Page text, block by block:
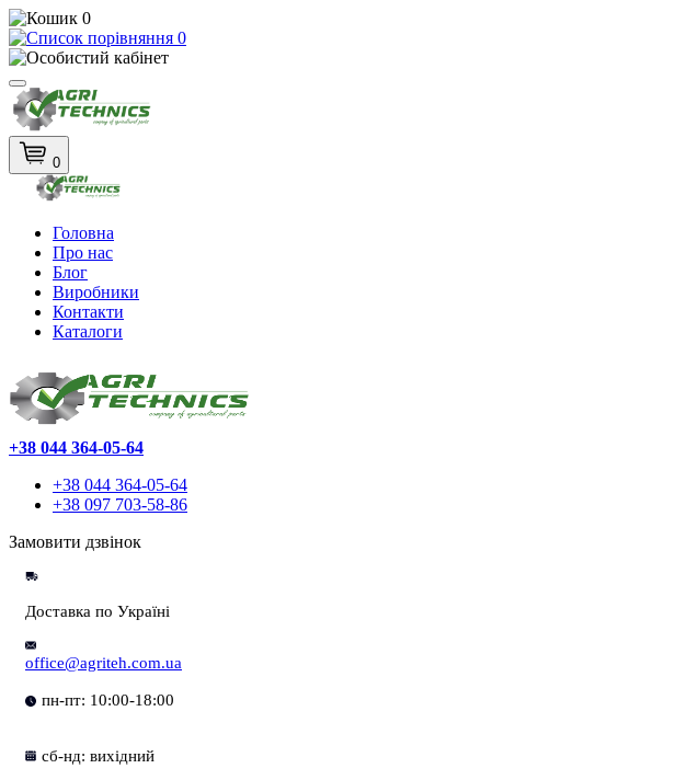
0
0
0
Головна
Про нас
Блог
Виробники
Контакти
Каталоги
+38 044 364-05-64
+38 044 364-05-64
+38 097 703-58-86
Замовити дзвінок
Доставка по Україні
office@agriteh.com.ua
пн-пт: 10:00-18:00
сб-нд: вихідний